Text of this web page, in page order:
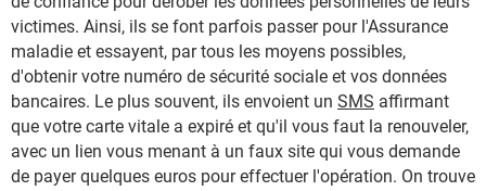
victimes. Ainsi, ils se font parfois passer pour l'Assurance
maladie et essayent, par tous les moyens possibles,
d'obtenir votre numéro de sécurité sociale et vos données
bancaires. Le plus souvent, ils envoient un SMS affirmant
que votre carte vitale a expiré et qu'il vous faut la renouveler,
avec un lien vous menant à un faux site qui vous demande
de payer quelques euros pour effectuer l'opération. On trouve